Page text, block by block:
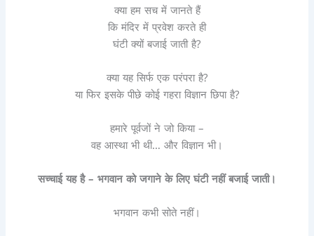
क्या हम सच में जानते हैं
कि मंदिर में प्रवेश करते ही
घंटी क्यों बजाई जाती है?
क्या यह सिर्फ एक परंपरा है?
या फिर इसके पीछे कोई गहरा विज्ञान छिपा है?
हमारे पूर्वजों ने जो किया –
वह आस्था भी थी… और विज्ञान भी।
सच्चाई यह है– भगवान को जगाने के लिए घंटी नहीं बजाई जाती।
भगवान कभी सोते नहीं।